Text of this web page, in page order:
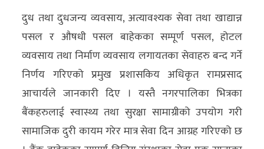
रोचक
अन्य
क्लिक
खबर
विशेष
दुध तथा दुधजन्य व्यवसाय, अत्यावश्यक सेवा तथा खाद्यान्न
पसल र औषधी पसल बाहेकका सम्पूर्ण पसल, होटल
व्यवसाय तथा निर्माण व्यवसाय लगायतका सेवाहरु बन्द गर्ने
निर्णय गरिएको प्रमुख प्रशासकिय अधिकृत रामप्रसाद
आचार्यले जानकारी दिए । यस्तै नगरपालिका भित्रका
बैंकहरुलाई स्वास्थ्य तथा सुरक्षा सामाग्रीको उपयोग गरी
सामाजिक दुरी कायम गरेर मात्र सेवा दिन आग्रह गरिएको छ